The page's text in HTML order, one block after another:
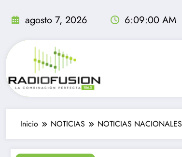
agosto 7, 2026 6:09:01 AM
Inicio NOTICIAS NOTICIAS NACIONALES